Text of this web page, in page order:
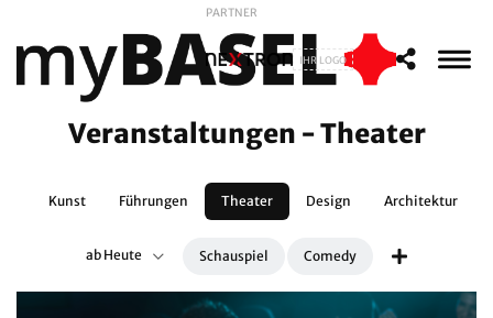
PARTNER
IHR LOGO
Veranstaltungen - Theater
Kunst Führungen Theater Design Architektur
ab Heute Schauspiel Comedy